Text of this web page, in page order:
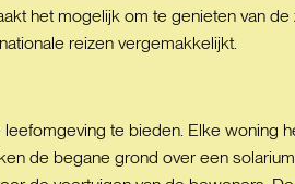
het mogelijk om te genieten van
reizen vergemakkelijkt.
te bieden. Elke woning
de begane grond over een